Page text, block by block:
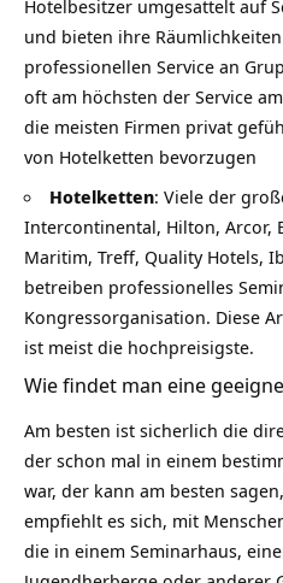
Hotelbesitzer umgesattelt auf
und bieten ihre
professionellen Service an
oft am höchsten der Service
die meisten Firmen privat
von Hotelketten bevorzugen
Hotelketten: Viele der
Intercontinental, Hilton, Arcor,
Maritim, Treff, Quality Hotels,
betreiben professionelles
Kongressorganisation. Diese
ist meist die hochpreisigste.
Wie findet man eine
Am besten ist sicherlich die
der schon mal in einem
war, der kann am besten
empfiehlt es sich, mit
die in einem Seminarhaus,